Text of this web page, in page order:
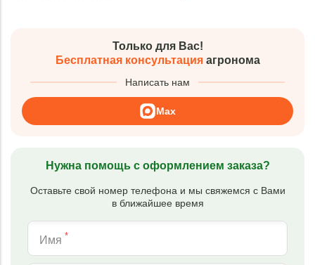
Только для Вас!
Бесплатная консультацияагронома
Написать нам
Max
Нужна помощь с оформлением заказа?
Оставьте свой номер телефона и мы свяжемся с Вами
в ближайшее время
Имя *